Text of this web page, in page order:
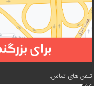
تلفن های تماس: